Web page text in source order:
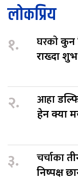
लोकप्रिय
१. घरकाेकुन
राख्दा
२. आहा
हेर्न क्या
३. चर्चाका
निष्पक्ष